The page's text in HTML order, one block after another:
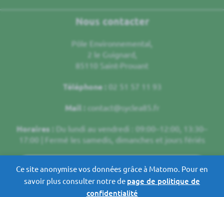
Nous contacter
Pôle Environnemental,
2 le Guignard,
85110 Saint-Prouant
Téléphone : 02 51 57 11 93
Mail : contact@syclea85.fr
Horaires :
Du lundi au vendredi : 09:00–12:00, 13:30–
17:00 | Fermé les samedis, dimanches et jours fériés
ENVOYER UN MESSAGE
Ce site anonymise vos données grâce à Matomo. Pour en
savoir plus consulter notre de page de politique de
confidentialité